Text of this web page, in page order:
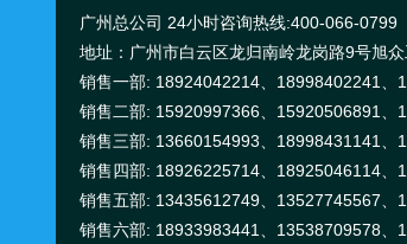
广州总公司 24小时咨询热线:400-066-0799
地址：广州市白云区龙归南岭龙岗路9号旭众
销售一部: 18924042214、18998402241
销售二部: 15920997366、15920506891
销售三部: 13660154993、18998431141
销售四部: 18926225714、18925046114
销售五部: 13435612749、13527745567
销售六部: 18933983441、13538709578